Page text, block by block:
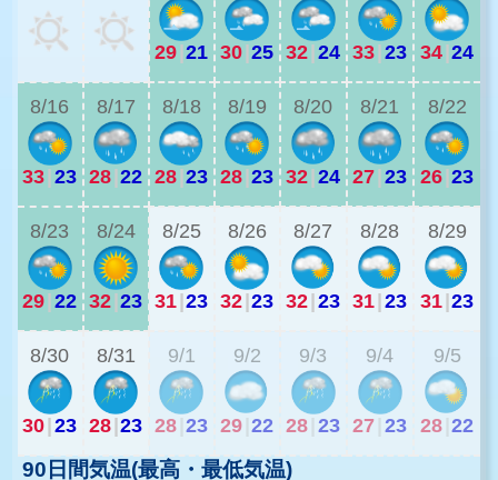
29|21 30|25 32|24 33|23 34|24
8/16
33|23
8/17
28|22
8/18
28|23
8/19
28|23
8/20
32|24
8/21
27|23
8/22
26|23
8/23
29|22
8/24
32|23
8/25
31|23
8/26
32|23
8/27
32|23
8/28
31|23
8/29
31|23
8/30
30|23
8/31
28|23
9/1
28 23
9/2
29 22
9/3
28 23
9/4
27 23
9/5
28 22
90日間気温(最高・最低気温)